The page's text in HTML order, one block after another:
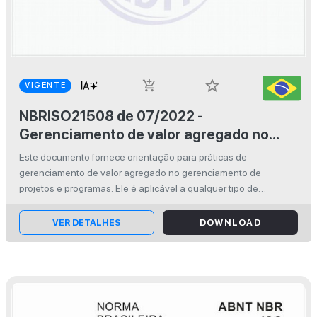
VIGENTE add_shopping_cart
star_border
NBRISO21508 de 07/2022 -
Gerenciamento de valor agregado no
gerenciamento de projetos e programas
Este documento fornece orientação para práticas de
gerenciamento de valor agregado no gerenciamento de
projetos e programas. Ele é aplicável a qualquer tipo de
bem como a qualquer tipo de pro...
VER DETALHES DOWNLOAD